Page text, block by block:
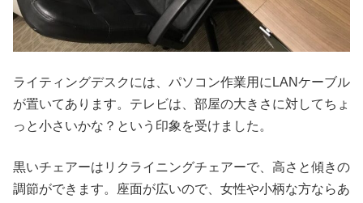
ライティングデスクには、パソコン作業用にLANケーブル
が置いてあります。テレビは、部屋の大きさに対してちょ
っと小さいかな？という印象を受けました。
黒いチェアーはリクライニングチェアーで、高さと傾きの
調節ができます。座面が広いので、女性や小柄な方ならあ